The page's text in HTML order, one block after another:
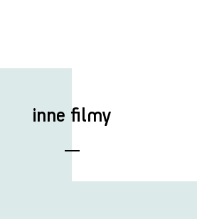
inne filmy